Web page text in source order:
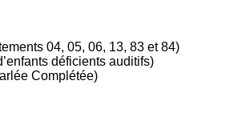
04, 05, 06, 13, 83 et 84)
déficients auditifs)
Complétée)